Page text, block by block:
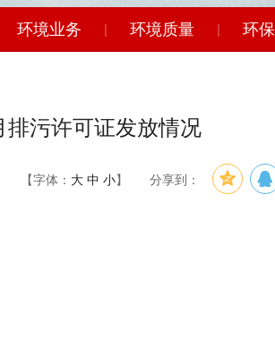
环境业务 | 环境质量 | 环
污许可证发放情况
【字体： 大 中 小】 分享到：